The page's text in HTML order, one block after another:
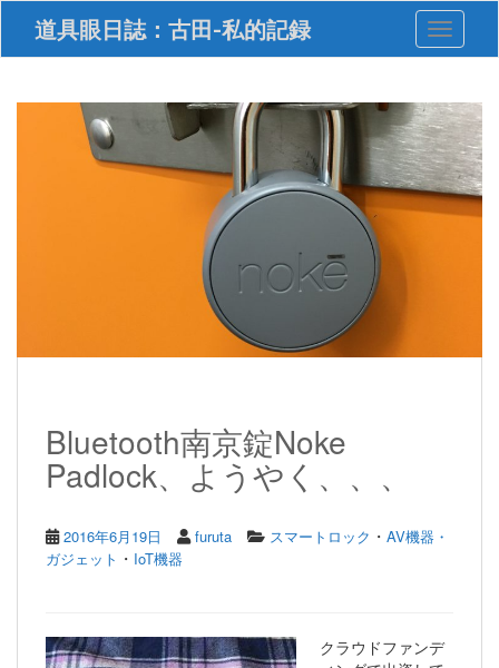
i
道具眼日誌：古田-私的記録 Toggle
Bluetooth南京錠Noke
Padlock、ようやく、、、
2016年6月19日 furuta スマートロック ・ AV機器・
ガジェット ・ IoT機器
クラウドファンデ